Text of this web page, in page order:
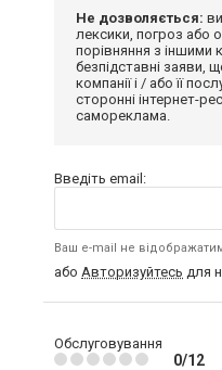
Не дозволяється:
лексики, погроз або
порівняння з іншими
безпідставні заяви,
компанії і / або її
сторонні інтернет-
самореклама.
Введіть email:
Ваш e-mail не
або Авторизуйтесь для
Обслуговування
0/12